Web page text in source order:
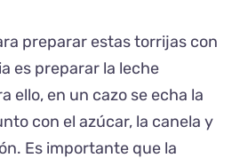
preparar estas torrijas con
es preparar la leche
ello, en un cazo se echa la
con el azúcar, la canela y
Es importante que la